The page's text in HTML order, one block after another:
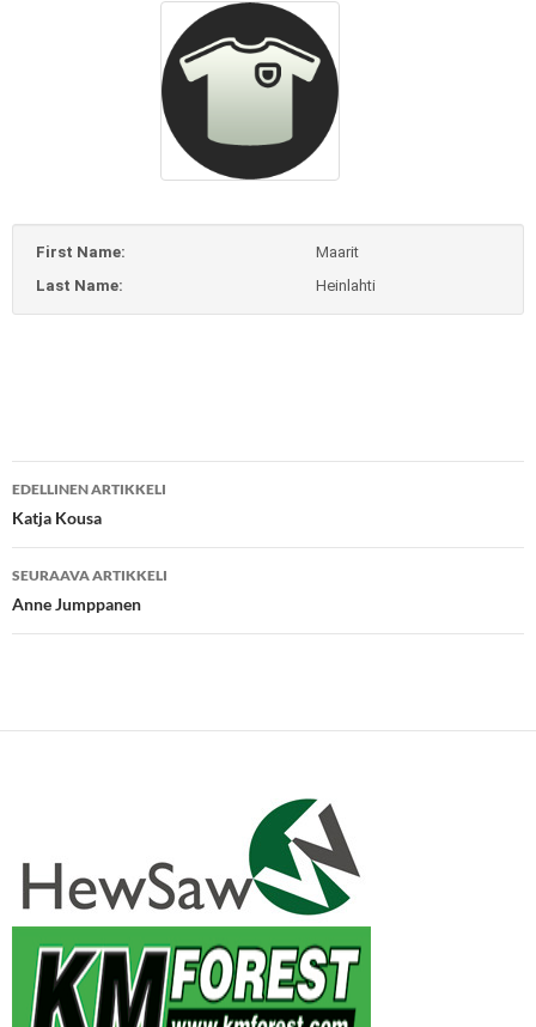
First Name:
Maarit
Last Name:
Heinlahti
Artikkelien
selaus
EDELLINEN ARTIKKELI
Katja Kousa
SEURAAVA ARTIKKELI
Anne Jumppanen